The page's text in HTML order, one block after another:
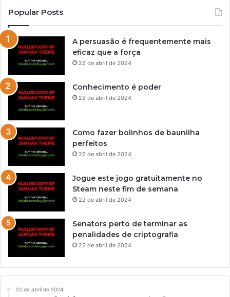
Popular Posts
A persuasão é frequentemente mais
eficaz que a força
22 de abril de 2024
Conhecimento é poder
22 de abril de 2024
Como fazer bolinhos de baunilha
perfeitos
22 de abril de 2024
Jogue este jogo gratuitamente no
Steam neste fim de semana
22 de abril de 2024
Senators perto de terminar as
penalidades de criptografia
22 de abril de 2024
22 de abril de 2024